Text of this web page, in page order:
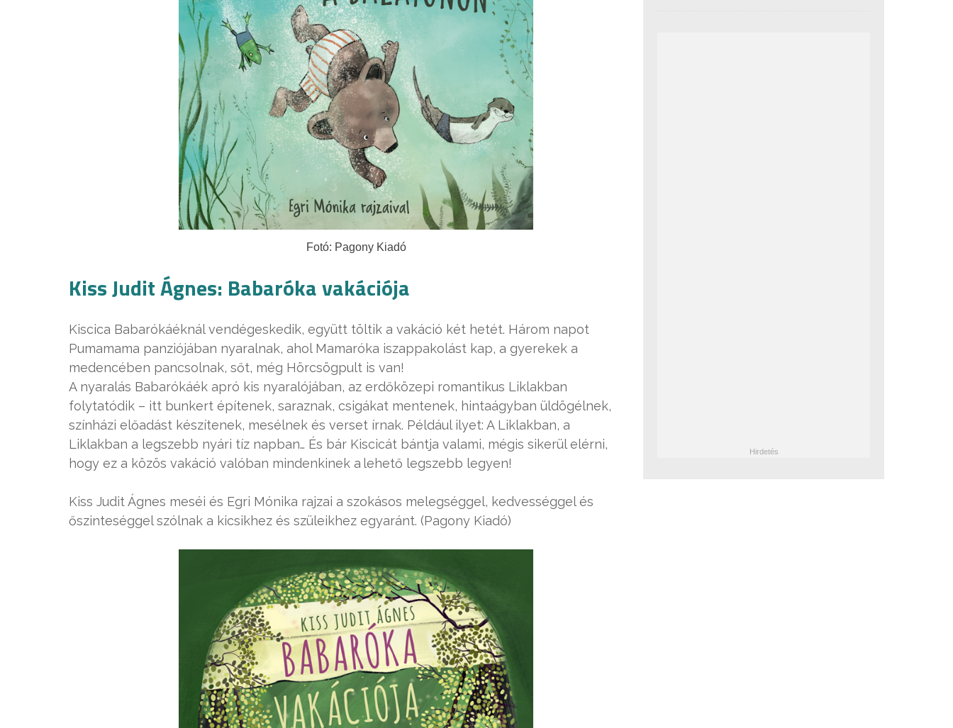
Fotó: Pagony Kiadó
Kiss Judit Ágnes: Babaróka vakációja
Kiscica Babarókáéknál vendégeskedik, együtt töltik a vakáció két hetét. Három napot
Pumamama panziójában nyaralnak, ahol Mamaróka iszappakolást kap, a gyerekek a
medencében pancsolnak, sőt, még Hörcsögpult is van!
A nyaralás Babarókáék apró kis nyaralójában, az erdőközepi romantikus Liklakban
folytatódik – itt bunkert építenek, saraznak, csigákat mentenek, hintaágyban üldögélnek,
színházi előadást készítenek, mesélnek és verset írnak. Például ilyet: A Liklakban, a
Liklakban a legszebb nyári tíz napban… És bár Kiscicát bántja valami, mégis sikerül elérni,
hogy ez a közös vakáció valóban mindenkinek a ­lehető legszebb legyen!
Kiss Judit Ágnes meséi és Egri Mónika rajzai a szokásos melegséggel, kedvességgel és
őszinteséggel szólnak a kicsikhez és szüleikhez egyaránt. (Pagony Kiadó)